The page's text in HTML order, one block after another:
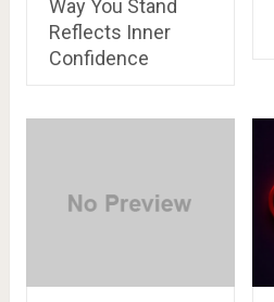
Way You Stand
Reflects Inner
Confidence